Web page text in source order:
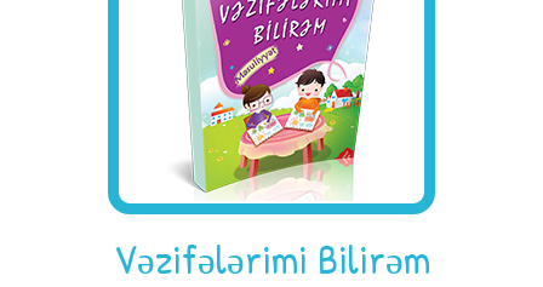
Vəzifələrimi Bilirəm